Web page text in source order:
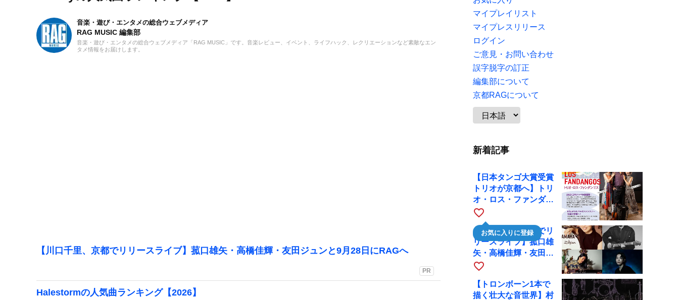
音楽・遊び・エンタメの総合ウェブメディア
RAG MUSIC 編集部
音楽・遊び・エンタメの総合ウェブメディア「RAG MUSIC」です。音楽レビュー、イベント、ライフハック、レクリエーションなど素敵なエン
タメ情報をお届けします。
【川口千里、京都でリリースライブ】菰口雄矢・高橋佳輝・友田ジュンと9月28日にRAGへ
PR
Halestormの人気曲ランキング【2026】
マイプレイリスト
マイプレスリリース
ログイン
ご意見・お問い合わせ
誤字脱字の訂正
編集部について
京都RAGについて
新着記事
【日本タンゴ大賞受賞
トリオが京都へ】トリ
オ・ロス・ファンダン
ゴスが10月9日にRAG
で公演
favorite_border
お気に入りに登録
【川口千里、京都でリ
リースライブ】菰口雄
矢・高橋佳輝・友田ジ
ュンと9月28日にRAG
favorite_border
【トロンボーン1本で
描く壮大な音世界】村